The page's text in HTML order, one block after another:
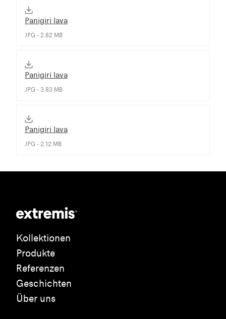
Panigiri lava
JPG - 2.82 MB
Panigiri lava
JPG - 3.83 MB
Panigiri lava
JPG - 2.12 MB
Kollektionen
Produkte
Referenzen
Geschichten
Über uns